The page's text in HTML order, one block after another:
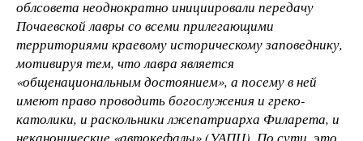
облсовета неоднократно инициировали передачу
Почаевской лавры со всеми прилегающими
территориями краевому историческому заповеднику,
мотивируя тем, что лавра является
«общенациональным достоянием», а посему в ней
имеют право проводить богослужения и греко-
католики, и раскольники лжепатриарха Филарета, и